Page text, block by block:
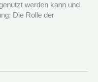
werden kann und
Die Rolle der